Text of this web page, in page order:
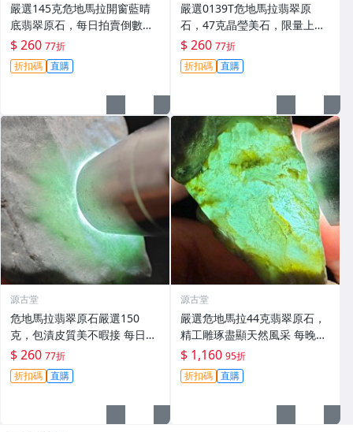
嚴選145克危地馬拉開窗藍晴
底翡翠原石，每日拍賣倒數計
時，即刻競拍。危地馬拉翡翠
擬價 藍色翡翠 晶塊 夜拍截標
十一點
$ 260 77折
折扣碼 直購
嚴選0139T危地馬拉翡翠原
石，47克晶瑩美石，限量上
拍，今夜11點截標！真實成交
等你來。危地馬拉 翡翠原石 拍
賣
$ 260 77折
折扣碼 直購
源古堂
危地馬拉翡翠原石嚴選150
克，包漬皮質美不暇接 每日拍
賣晚11點截標 真實成交 危地
馬拉、翡翠原石、包漿皮
$ 260 77折
折扣碼 直購
源古堂
嚴選危地馬拉44克翡翠原石，
精工雕琢盡顯天然風采 每晚11
點截標 日拍推薦 危地馬拉 翡
翠原石 雕琢作品
$ 1,160 95折
折扣碼 直購